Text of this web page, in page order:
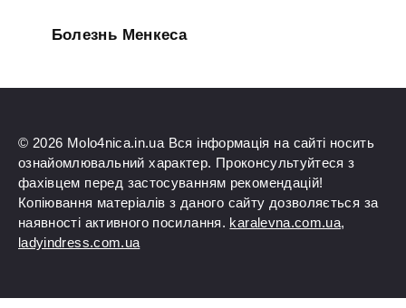
Болезнь Менкеса
© 2026 Molo4nica.in.ua Вся інформація на сайті носить
ознайомлювальний характер. Проконсультуйтеся з
фахівцем перед застосуванням рекомендацій!
Копіювання матеріалів з даного сайту дозволяється за
наявності активного посилання. karalevna.com.ua,
ladyindress.com.ua